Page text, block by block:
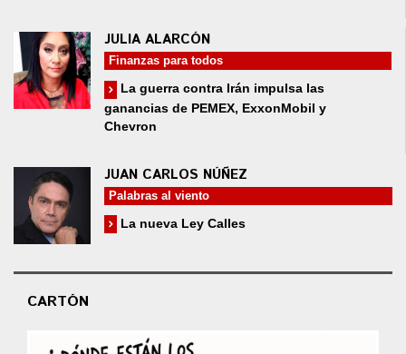
JULIA ALARCÓN
Finanzas para todos
La guerra contra Irán impulsa las
ganancias de PEMEX, ExxonMobil y
Chevron
JUAN CARLOS NÚÑEZ
Palabras al viento
La nueva Ley Calles
CARTÓN